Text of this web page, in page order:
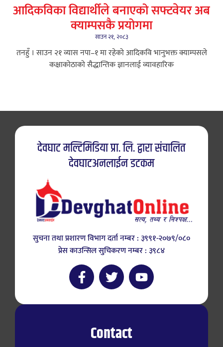
आदिकविका विद्यार्थीले बनाएको सफ्टवेयर अब
क्याम्पसकै प्रयोगमा
साउन २१, २०८३
तनहुँ । साउन २१ ​व्यास नपा–१ मा रहेको आदिकवि भानुभक्त क्याम्पसले
कक्षाकोठाको सैद्धान्तिक ज्ञानलाई व्यावहारिक
देवघाट मल्टिमिडिया प्रा. लि. द्वारा संचालित
देवघाटअनलाईन डटकम
सुचना तथा प्रशारण विभाग दर्ता नम्बर : ३९९१-२०७९/०८०
प्रेस काउन्सिल सुचिकरण नम्बर : ३९८४
Contact